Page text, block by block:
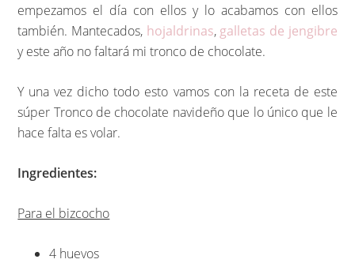
empezamos el día con ellos y lo acabamos con ellos
también. Mantecados, hojaldrinas, galletas de jengibre
y este año no faltará mi tronco de chocolate.
Y una vez dicho todo esto vamos con la receta de este
súper Tronco de chocolate navideño que lo único que le
hace falta es volar.
Ingredientes:
Para el bizcocho
4 huevos